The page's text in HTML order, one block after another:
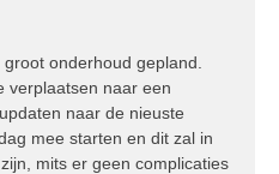
onderhoud gepland.
verplaatsen naar een
naar de nieuste
mee starten en dit zal in
mits er geen complicaties